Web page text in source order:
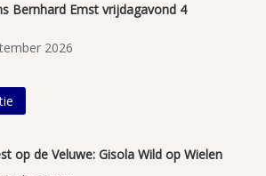
Bernhard Emst vrijdagavond 4
2026
op de Veluwe: Gisola Wild op Wielen